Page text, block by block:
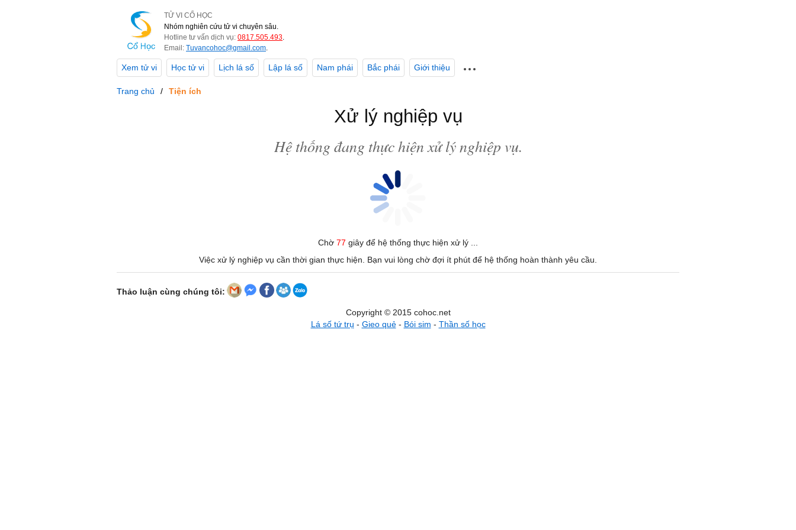
TỬ VI CỔ HỌC
Nhóm nghiên cứu tử vi chuyên sâu.
Hotline tư vấn dịch vụ: 0817.505.493.
Email: Tuvancohoc@gmail.com.
Xem tử vi Học tử vi Lịch lá số Lập lá số Nam phái Bắc phái Giới thiệu
Trang chủ Tiện ích
Xử lý nghiệp vụ
Hệ thống đang thực hiện xử lý nghiệp vụ.
Chờ 77 giây để hệ thống thực hiện xử lý ...
Việc xử lý nghiệp vụ cần thời gian thực hiện. Bạn vui lòng chờ đợi ít phút để hệ thống hoàn thành yêu cầu.
Thảo luận cùng chúng tôi:
Copyright © 2015 cohoc.net
Lá số tứ trụ - Gieo quẻ- Bói sim - Thần số học